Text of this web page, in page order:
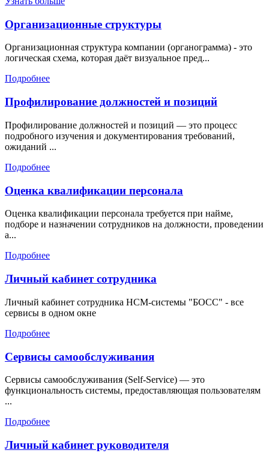
Организационные структуры
Организационная структура компании (органограмма) - это
логическая схема, которая даёт визуальное пред...
Подробнее
Профилирование должностей и позиций
Профилирование должностей и позиций — это процесс
подробного изучения и документирования требований,
ожиданий ...
Подробнее
Оценка квалификации персонала
Оценка квалификации персонала требуется при найме,
подборе и назначении сотрудников на должности, проведении
а...
Подробнее
Личный кабинет сотрудника
Личный кабинет сотрудника HCM-системы "БОСС" - все
сервисы в одном окне
Подробнее
Сервисы самообслуживания
Сервисы самообслуживания (Self-Service) — это
функциональность системы, предоставляющая пользователям
...
Подробнее
Личный кабинет руководителя